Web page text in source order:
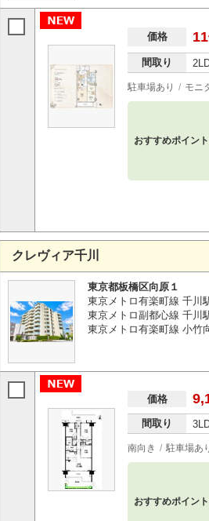
価格
間取り
駐車場あり モニ
おすすめポイント
クレヴィア千川
東京都板橋区向原１
東京メトロ有楽町線 千川
東京メトロ副都心線 千川
東京メトロ有楽町線 小竹
価格
間取り
南向き 駐車場あ
おすすめポイント